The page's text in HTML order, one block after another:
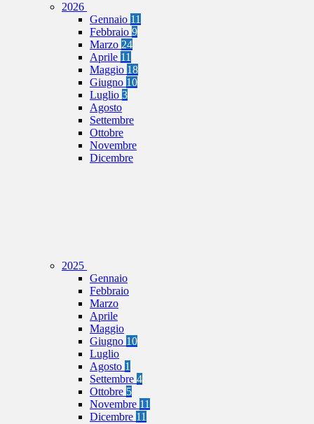
2026
Gennaio 11
Febbraio 9
Marzo 24
Aprile 11
Maggio 18
Giugno 10
Luglio 3
Agosto
Settembre
Ottobre
Novembre
Dicembre
2025
Gennaio
Febbraio
Marzo
Aprile
Maggio
Giugno 10
Luglio
Agosto 1
Settembre 4
Ottobre 5
Novembre 11
Dicembre 11